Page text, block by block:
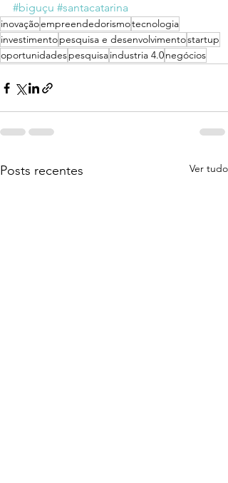
#biguçu #santacatarina
inovaçãoempreendedorismotecnologia
investimentopesquisa e desenvolvimentostartup
oportunidadespesquisaindustria 4.0negócios
Posts recentes Ver tudo